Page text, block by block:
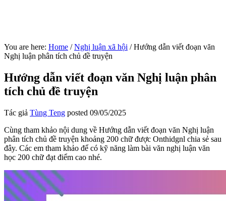
You are here: Home / Nghị luận xã hội /Hướng dẫn viết đoạn văn
Nghị luận phân tích chủ đề truyện
Hướng dẫn viết đoạn văn Nghị luận phân
tích chủ đề truyện
Tác giả Tùng Teng posted 09/05/2025
Cùng tham khảo nội dung về Hướng dẫn viết đoạn văn Nghị luận
phân tích chủ đề truyện khoảng 200 chữ được Onthidgnl chia sẻ sau
đây. Các em tham khảo để có kỹ năng làm bài văn nghị luận văn
học 200 chữ đạt điểm cao nhé.